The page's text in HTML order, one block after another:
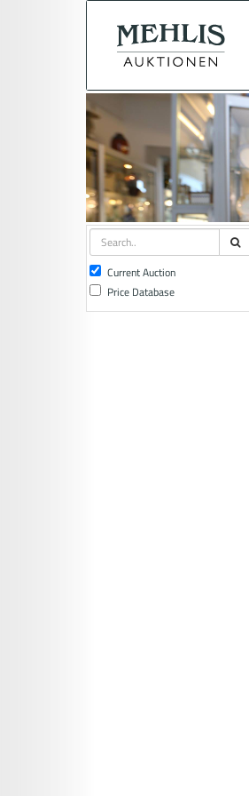
Current Auction
Price Database